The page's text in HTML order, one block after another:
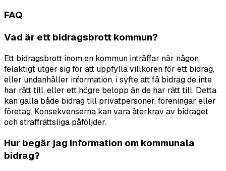
FAQ
Vad är ett bidragsbrott kommun?
Ett bidragsbrott inom en kommun inträffar när någon
felaktigt utger sig för att uppfylla villkoren för ett bidrag,
eller undanhåller information, i syfte att få bidrag de inte
har rätt till, eller ett högre belopp än de har rätt till. Detta
kan gälla både bidrag till privatpersoner, föreningar eller
företag. Konsekvenserna kan vara återkrav av bidraget
och straffrättsliga påföljder.
Hur begär jag information om kommunala
bidrag?